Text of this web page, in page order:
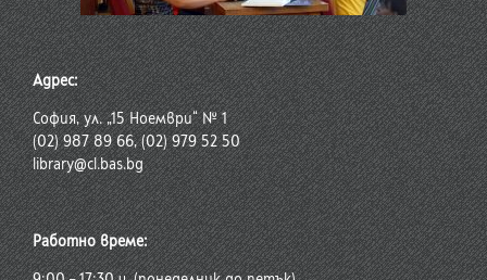
Адрес:
София, ул. „15 Ноември“ № 1
(02) 987 89 66, (02) 979 52 50
library@cl.bas.bg
Работно време: